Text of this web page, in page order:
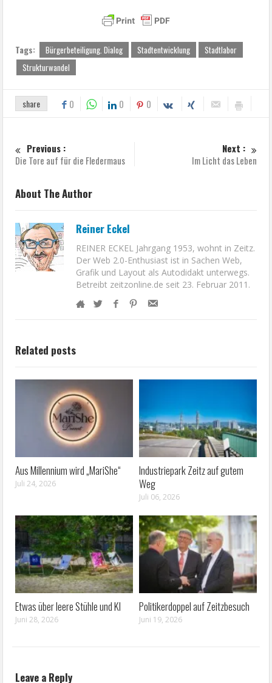
Tags: Bürgerbeteiligung. Dialog Stadtentwicklung
Stadtlabor
Strukturwandel
share 0 0 0
Previous :
Die Tore auf für die Fledermaus
Next :
Im Licht das Leben
About The Author
Reiner Eckel
REINER ECKEL Jahrgang 1953, wohnt in Zeitz.
Der Web 2.0-Enthusiast ist in Sachen Web,
Grafik und Layout als Autodidakt unterwegs.
Betreibt zeitzonline.de seit 23. Februar 2011.
Related posts
Aus Millennium wird „MariShe“
Juli 24, 2026
Industriepark Zeitz auf gutem
Weg
Juli 06, 2026
Etwas über leere Stühle und KI
Juni 28, 2026
Politikerdoppel auf Zeitzbesuch
Juni 19, 2026
Leave a Reply